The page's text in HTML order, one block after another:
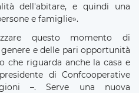
dell'abitare, e quindi una
e famiglie».
questo momento di
e delle pari opportunità
che riguarda anche la casa e
di Confcooperative
–. Serve una nuova